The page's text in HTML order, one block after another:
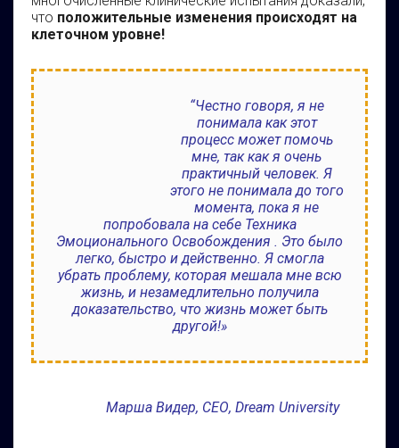
что положительные изменения происходят на
клеточном уровне!
“Честно говоря, я не
понимала как этот
процесс может помочь
мне, так как я очень
практичный человек. Я
этого не понимала до того
момента, пока я не
попробовала на себе Техника
Эмоционального Освобождения . Это было
легко, быстро и действенно. Я смогла
убрать проблему, которая мешала мне всю
жизнь, и незамедлительно получила
доказательство, что жизнь может быть
другой!»
Марша Видер, СЕО, Dream University